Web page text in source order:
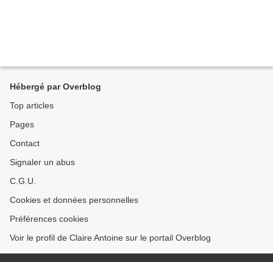
Hébergé par Overblog
Top articles
Pages
Contact
Signaler un abus
C.G.U.
Cookies et données personnelles
Préférences cookies
Voir le profil de Claire Antoine sur le portail Overblog